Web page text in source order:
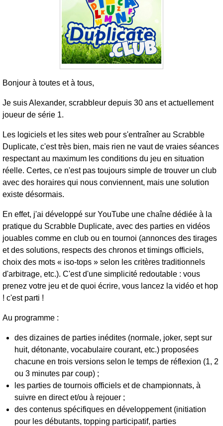
Bonjour à toutes et à tous,
Je suis Alexander, scrabbleur depuis 30 ans et actuellement
joueur de série 1.
Les logiciels et les sites web pour s'entraîner au Scrabble
Duplicate, c'est très bien, mais rien ne vaut de vraies séances
respectant au maximum les conditions du jeu en situation
réelle. Certes, ce n'est pas toujours simple de trouver un club
avec des horaires qui nous conviennent, mais une solution
existe désormais.
En effet, j'ai développé sur YouTube une chaîne dédiée à la
pratique du Scrabble Duplicate, avec des parties en vidéos
jouables comme en club ou en tournoi (annonces des tirages
et des solutions, respects des chronos et timings officiels,
choix des mots « iso-tops » selon les critères traditionnels
d'arbitrage, etc.). C'est d'une simplicité redoutable : vous
prenez votre jeu et de quoi écrire, vous lancez la vidéo et hop
! c'est parti !
Au programme :
des dizaines de parties inédites (normale, joker, sept sur
huit, détonante, vocabulaire courant, etc.) proposées
chacune en trois versions selon le temps de réflexion (1, 2
ou 3 minutes par coup) ;
les parties de tournois officiels et de championnats, à
suivre en direct et/ou à rejouer ;
des contenus spécifiques en développement (initiation
pour les débutants, topping participatif, parties